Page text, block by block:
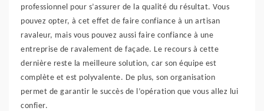
professionnel pour s’assurer de la qualité du résultat. Vous
pouvez opter, à cet effet de faire confiance à un artisan
ravaleur, mais vous pouvez aussi faire confiance à une
entreprise de ravalement de façade. Le recours à cette
dernière reste la meilleure solution, car son équipe est
complète et est polyvalente. De plus, son organisation
permet de garantir le succès de l’opération que vous allez lui
confier.